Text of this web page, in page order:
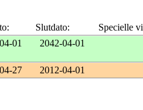
Slutdato: Specielle
01 2042-04-01
27 2012-04-01